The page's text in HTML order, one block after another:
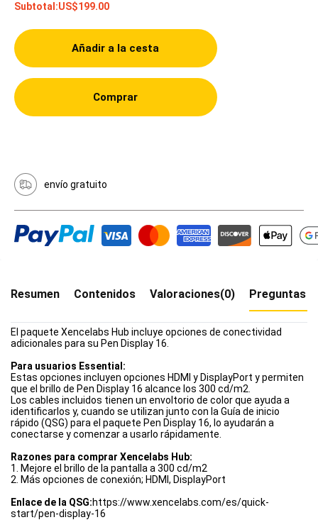
Subtotal:US$199.00
Añadir a la cesta
Comprar
envío gratuito
Resumen Contenidos Valoraciones(0) Preguntas
El paquete Xencelabs Hub incluye opciones de conectividad
adicionales para su Pen Display 16.
Para usuarios Essential:
Estas opciones incluyen opciones HDMI y DisplayPort y permiten
que el brillo de Pen Display 16 alcance los 300 cd/m2.
Los cables incluidos tienen un envoltorio de color que ayuda a
identificarlos y, cuando se utilizan junto con la Guía de inicio
rápido (QSG) para el paquete Pen Display 16, lo ayudarán a
conectarse y comenzar a usarlo rápidamente.
Razones para comprar Xencelabs Hub:
1. Mejore el brillo de la pantalla a 300 cd/m2
2. Más opciones de conexión; HDMI, DisplayPort
Enlace de la QSG:https://www.xencelabs.com/es/quick-
start/pen-display-16